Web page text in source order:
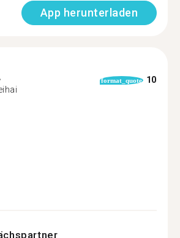
App herunterladen
format_quote 10